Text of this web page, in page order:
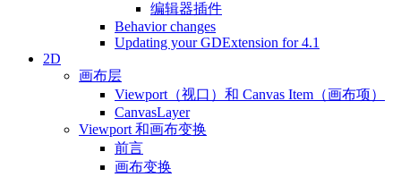
编辑器插件
Behavior changes
Updating your GDExtension for 4.1
2D
画布层
Viewport（视口）和 Canvas Item（画布项）
CanvasLayer
Viewport 和画布变换
前言
画布变换